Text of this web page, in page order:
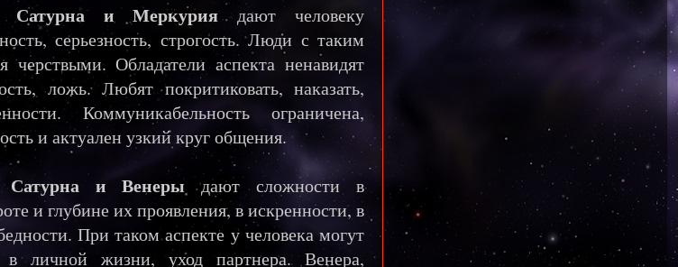
Сатурна и Меркуриядают человеку
серьезность, строгость. Люди с таким
черствыми. Обладатели аспекта ненавидят
ложь. Любят покритиковать, наказать,
Коммуникабельность ограничена,
и актуален узкий круг общения.
Сатурна и Венеры дают сложности в
и глубине их проявления, в искренности, в
При таком аспекте у человека могут
в личной жизни, уход партнера. Венера,